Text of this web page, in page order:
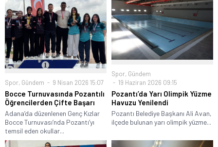
Spor, Gündem 9 Nisan 2026 15:07
Bocce Turnuvasında Pozantılı
Öğrencilerden Çifte Başarı
Adana’da düzenlenen Genç Kızlar
Bocce Turnuvası’nda Pozantı’yı
temsil eden okullar...
Spor, Gündem
19 Haziran 2026 09:15
Pozantı’da Yarı Olimpik Yüzme
Havuzu Yenilendi
Pozantı Belediye Başkanı Ali Avan,
ilçede bulunan yarı olimpik yüzme...